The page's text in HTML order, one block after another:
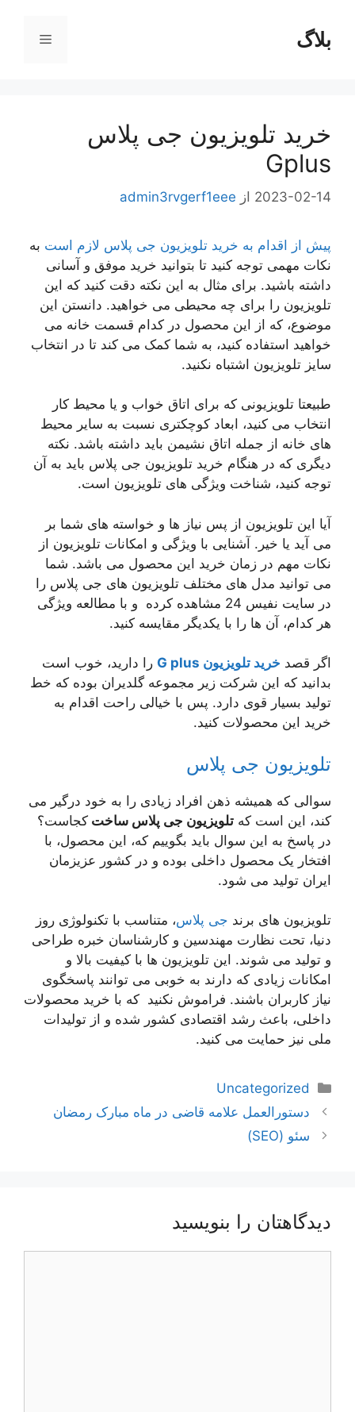
محتوابلاگ فهرست
خرید تلویزیون جی پلاس
Gplus
2023-02-14 از admin3rvgerf1eee
پیش از اقدام به خرید تلویزیون جی پلاس لازم است به
نکات مهمی توجه کنید تا بتوانید خرید موفق و آسانی
داشته باشید. برای مثال به این نکته دقت کنید که این
تلویزیون را برای چه محیطی می خواهید. دانستن این
موضوع، که از این محصول در کدام قسمت خانه می
خواهید استفاده کنید، به شما کمک می کند تا در انتخاب
سایز تلویزیون اشتباه نکنید.
طبیعتا تلویزیونی که برای اتاق خواب و یا محیط کار
انتخاب می کنید، ابعاد کوچکتری نسبت به سایر محیط
های خانه از جمله اتاق نشیمن باید داشته باشد. نکته
دیگری که در هنگام خرید تلویزیون جی پلاس باید به آن
توجه کنید، شناخت ویژگی های تلویزیون است.
آیا این تلویزیون از پس نیاز ها و خواسته های شما بر
می آید یا خیر. آشنایی با ویژگی و امکانات تلویزیون از
نکات مهم در زمان خرید این محصول می باشد. شما
می توانید مدل های مختلف تلویزیون های جی پلاس را
در سایت نفیس 24 مشاهده کرده و با مطالعه ویژگی
هر کدام، آن ها را با یکدیگر مقایسه کنید.
اگر قصد خرید تلویزیون G plus را دارید، خوب است
بدانید که این شرکت زیر مجموعه گلدیران بوده که خط
تولید بسیار قوی دارد. پس با خیالی راحت اقدام به
خرید این محصولات کنید.
تلویزیون جی پلاس
سوالی که همیشه ذهن افراد زیادی را به خود درگیر می
کند، این است که تلویزیون جی پلاس ساخت کجاست؟
در پاسخ به این سوال باید بگوییم که، این محصول، با
افتخار یک محصول داخلی بوده و در کشور عزیزمان
ایران تولید می شود.
تلویزیون های برند جی پلاس، متناسب با تکنولوژی روز
دنیا، تحت نظارت مهندسین و کارشناسان خبره طراحی
و تولید می شوند. این تلویزیون ها با کیفیت بالا و
امکانات زیادی که دارند به خوبی می توانند پاسخگوی
نیاز کاربران باشند. فراموش نکنید که با خرید محصولات
داخلی، باعث رشد اقتصادی کشور شده و از تولیدات
ملی نیز حمایت می کنید.
دسته‌ها
Uncategorized
ناوبری
نوشته‌ها
دستورالعمل علامه قاضی در ماه مبارک رمضان
سئو (SEO)
دیدگاهتان را بنویسید